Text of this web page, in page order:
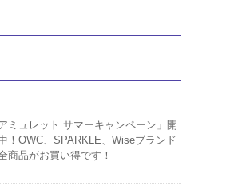
アミュレット サマーキャンペーン」開
！OWC、SPARKLE、Wiseブランド
商品がお買い得です！